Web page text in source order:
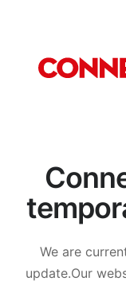
We are
update.Our